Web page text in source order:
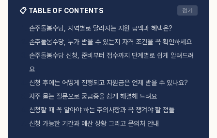
📋 TABLE OF CONTENTS 접기
손주돌봄수당, 지역별로 달라지는 지원 금액과 혜택은?
손주돌봄수당, 누가 받을 수 있는지 자격 조건을 꼭 확인하세요
손주돌봄수당 신청, 준비부터 접수까지 단계별로 쉽게 알려드려
요
신청 후에는 어떻게 진행되고 지원금은 언제 받을 수 있나요?
자주 묻는 질문으로 궁금증을 쉽게 해결해 드려요
신청할 때 꼭 알아야 하는 주의사항과 꼭 챙겨야 할 점들
신청 가능한 기간과 예산 상황 그리고 문의처 안내